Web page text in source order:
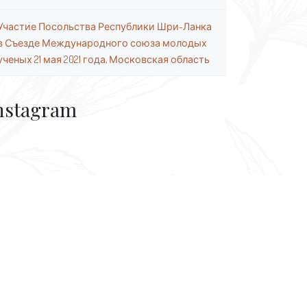
Посольства Республики Шри-Ланка
Съезде Международного союза молодых
21 мая 2021 года, Московская область